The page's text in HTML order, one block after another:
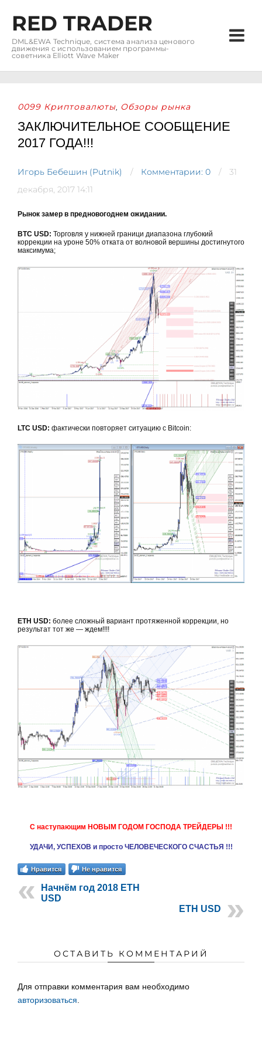
RED TRADER
DML&EWA Technique, система анализа ценового
движения с использованием программы-
советника Elliott Wave Maker
0099 Криптовалюты, Обзоры рынка
ЗАКЛЮЧИТЕЛЬНОЕ СООБЩЕНИЕ
2017 ГОДА!!!
Игорь Бебешин (Putnik) Комментарии: 0
31
декабря, 2017 14:11
Рынок замер в предновогоднем ожидании.
BTC USD: Торговля у нижней граници диапазона глубокий
коррекции на уроне 50% отката от волновой вершины достигнутого
максимума;
LTC USD: фактически повторяет ситуацию с Bitcoin:
ETH USD: более сложный вариант протяженной коррекции, но
результат тот же — ждем!!!!
С наступающим НОВЫМ ГОДОМ ГОСПОДА ТРЕЙДЕРЫ !!!
УДАЧИ, УСПЕХОВ и просто ЧЕЛОВЕЧЕСКОГО СЧАСТЬЯ !!!
Нравится Не нравится
Начнём год 2018 ETH
USD
ETH USD
ОСТАВИТЬ КОММЕНТАРИЙ
Для отправки комментария вам необходимо
авторизоваться